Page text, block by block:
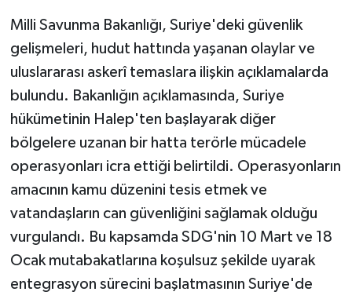
Milli Savunma Bakanlığı, Suriye'deki güvenlik
gelişmeleri, hudut hattında yaşanan olaylar ve
uluslararası askerî temaslara ilişkin açıklamalarda
bulundu. Bakanlığın açıklamasında, Suriye
hükümetinin Halep'ten başlayarak diğer
bölgelere uzanan bir hatta terörle mücadele
operasyonları icra ettiği belirtildi. Operasyonların
amacının kamu düzenini tesis etmek ve
vatandaşların can güvenliğini sağlamak olduğu
vurgulandı. Bu kapsamda SDG'nin 10 Mart ve 18
Ocak mutabakatlarına koşulsuz şekilde uyarak
entegrasyon sürecini başlatmasının Suriye'de